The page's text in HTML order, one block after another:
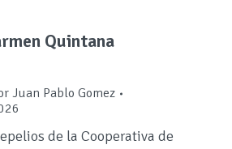
Quintana
Juan Pablo Gomez
de la Cooperativa de